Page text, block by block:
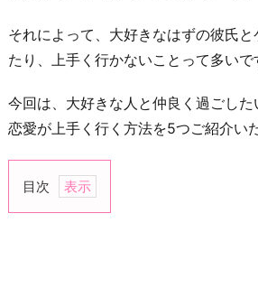
それによって、大好きなはずの彼氏
たり、上手く行かないことって多いで
今回は、大好きな人と仲良く過ごした
恋愛が上手く行く方法を5つご紹介い
目次
1.